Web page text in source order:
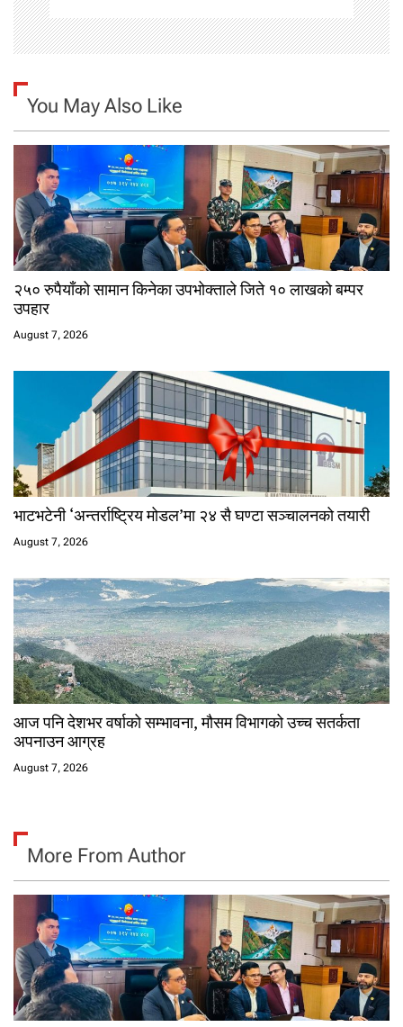
You May Also Like
२५० रुपैयाँको सामान किनेका उपभोक्ताले जिते १० लाखको बम्पर
उपहार
August 7, 2026
भाटभटेनी ‘अन्तर्राष्ट्रिय मोडल’मा २४ सै घण्टा सञ्चालनको तयारी
August 7, 2026
आज पनि देशभर वर्षाको सम्भावना, मौसम विभागको उच्च सतर्कता
अपनाउन आग्रह
August 7, 2026
More From Author